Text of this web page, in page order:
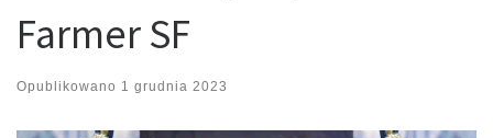
Farmer SF
Opublikowano 1 grudnia 2023